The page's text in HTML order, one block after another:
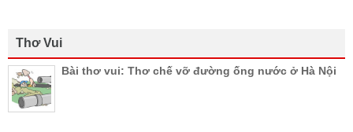
Thơ Vui
Bài thơ vui: Thơ chế vỡ đường ống nước ở Hà Nội